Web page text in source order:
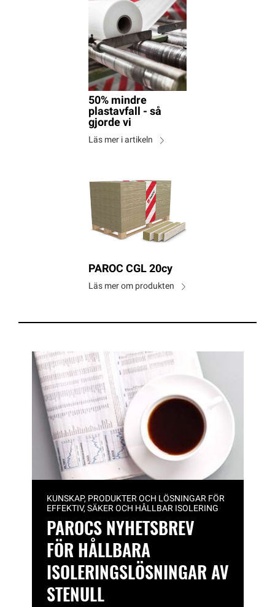
50% mindre
plastavfall - så
gjorde vi
Läs mer i artikeln
PAROC CGL 20cy
Läs mer om produkten
KUNSKAP, PRODUKTER OCH LÖSNINGAR FÖR
EFFEKTIV, SÄKER OCH HÅLLBAR ISOLERING
PAROCS NYHETSBREV
FÖR HÅLLBARA
ISOLERINGSLÖSNINGAR AV
STENULL